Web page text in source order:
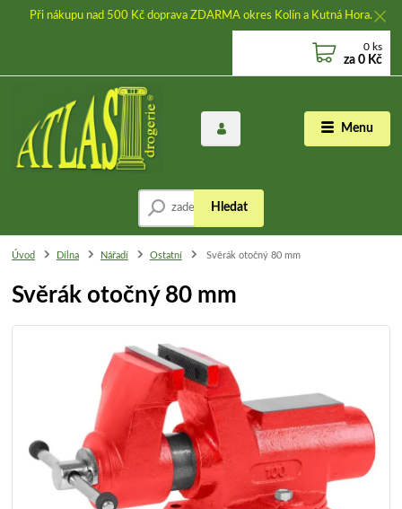
Při nákupu nad 500 Kč doprava ZDARMA okres Kolín a Kutná Hora.
Menu
Hledat
0 ks
za 0 Kč
Úvod Dílna Nářadí Ostatní Svěrák otočný 80 mm
Svěrák otočný 80 mm